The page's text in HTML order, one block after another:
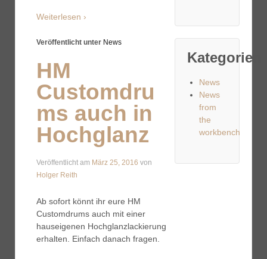
Weiterlesen ›
Veröffentlicht unter News
HM
Customdru
ms auch in
Hochglanz
Veröffentlicht am März 25, 2016 von
Holger Reith
Ab sofort könnt ihr eure HM
Customdrums auch mit einer
hauseigenen Hochglanzlackierung
erhalten. Einfach danach fragen.
Kategorien
News
News
from
the
workbench